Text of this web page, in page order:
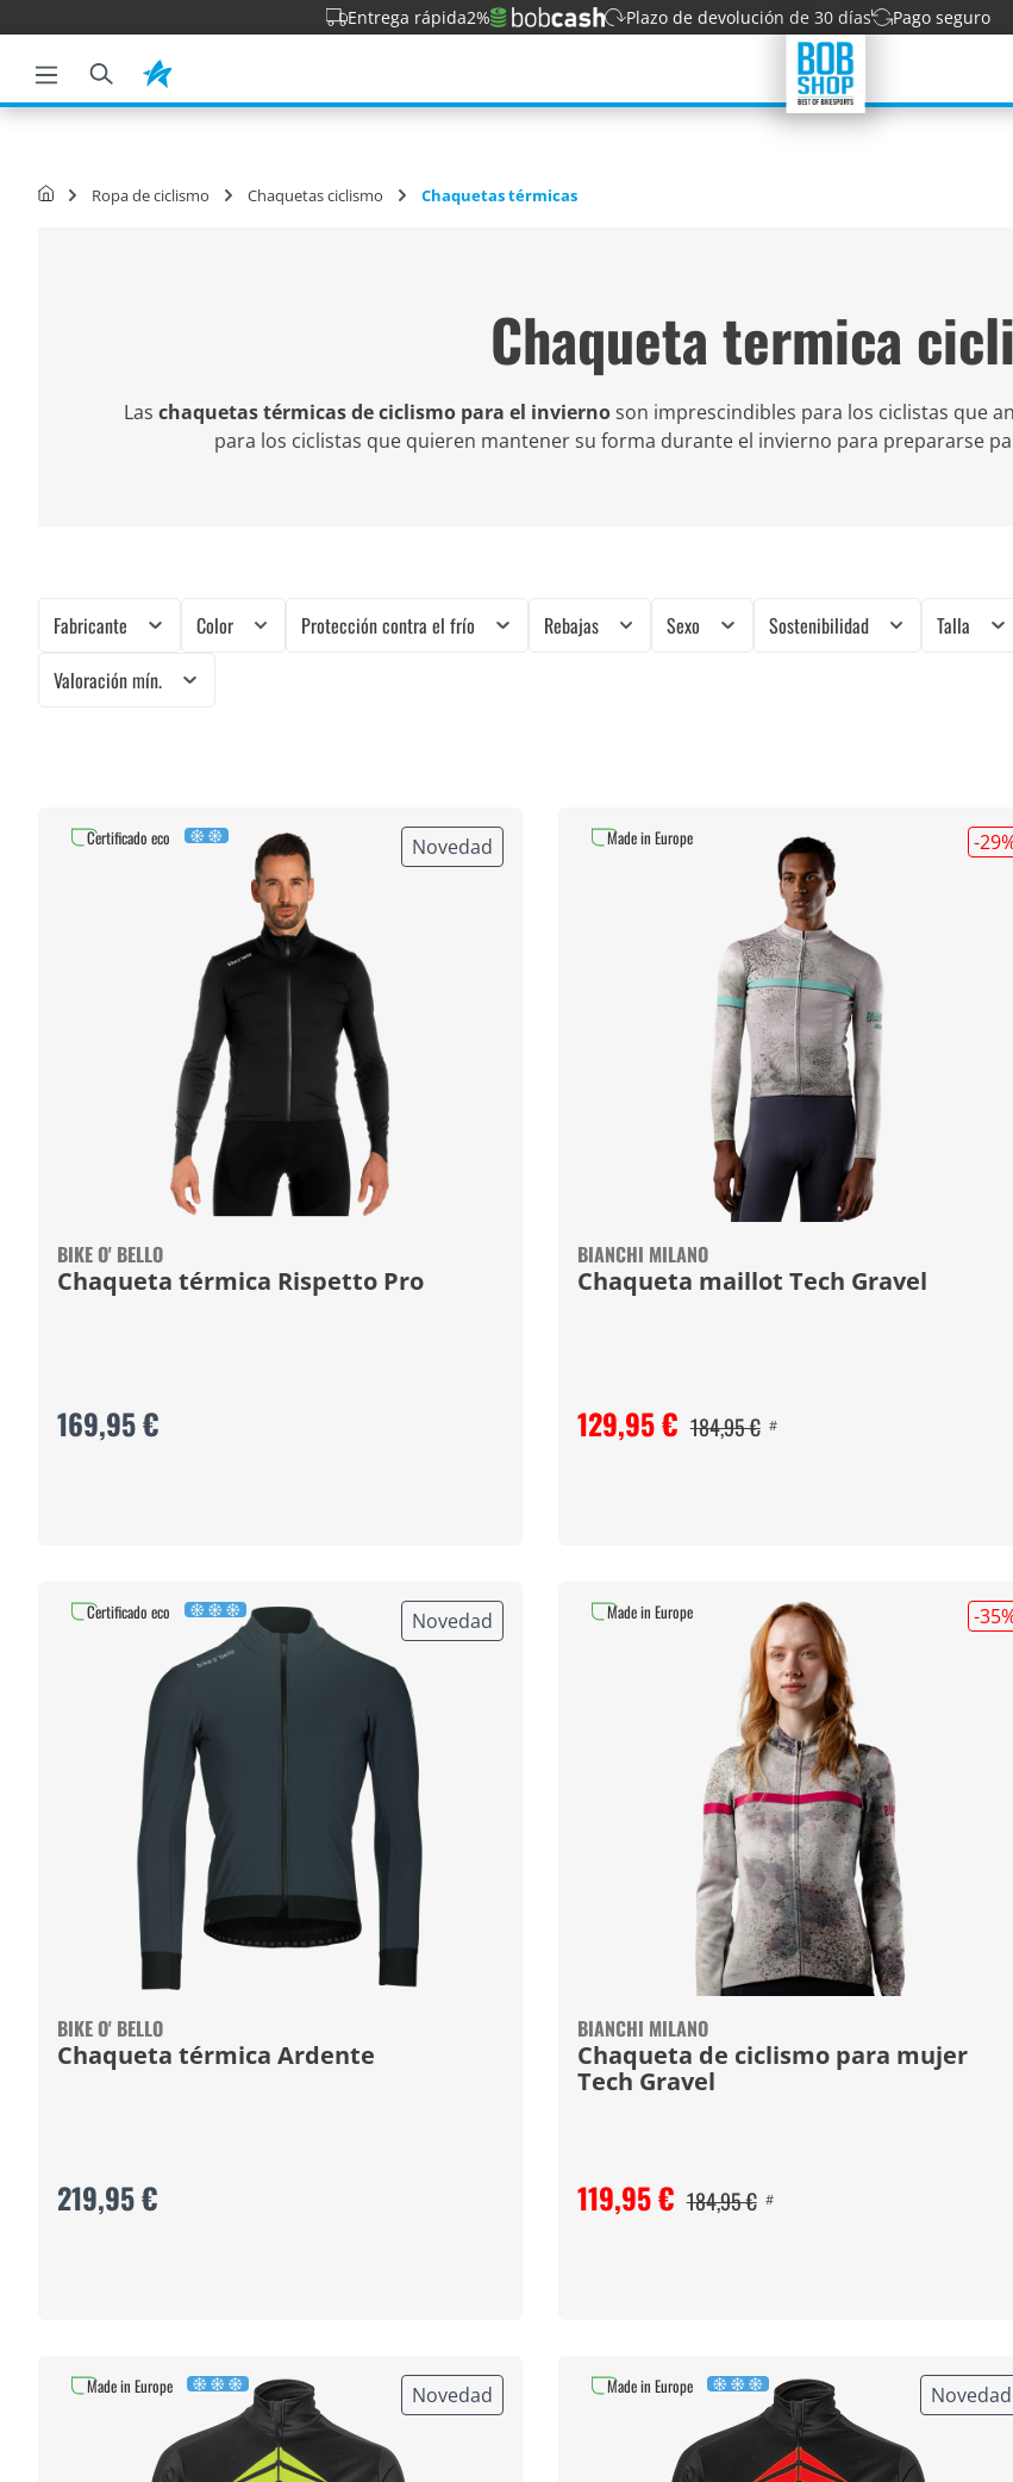
Saltar a la navegación principal
Entrega rápida2% Plazo de devolución de 30 días Pago seguro
Ropa de ciclismo Chaquetas ciclismo Chaquetas térmicas
Chaqueta termica
Las chaquetas térmicas de ciclismo para el inviernoson imprescindibles para los ciclistas que
para los ciclistas que quieren mantener su forma durante el invierno para prepararse
Fabricante Color Protección contra el frío Rebajas Sexo Sostenibilidad Talla
Valoración mín.
Novedad
BIKE O' BELLO
Chaqueta térmica Rispetto Pro
169,95 €
Certificado eco -29
BIANCHI MILANO
Chaqueta maillot Tech Gravel
129,95 € 184,95 € #
Made in Europe
Novedad
BIKE O' BELLO
Chaqueta térmica Ardente
219,95 €
Certificado eco -35
BIANCHI MILANO
Chaqueta de ciclismo para mujer
Tech Gravel
119,95 € 184,95 € #
Made in Europe
Novedad
Made in Europe Novedad
Made in Europe